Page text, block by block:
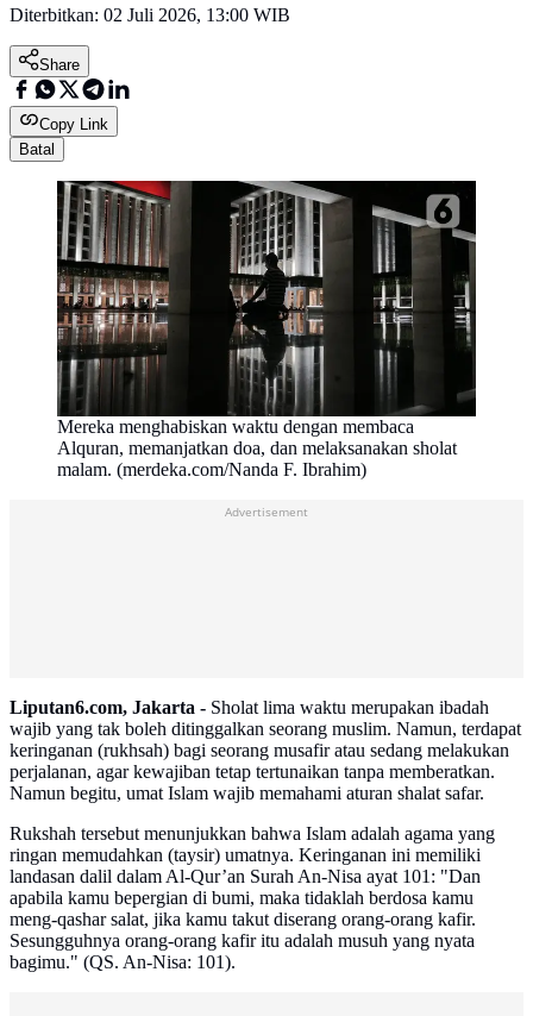
Diterbitkan: 02 Juli 2026, 13:00 WIB
Share
Copy Link
Batal
Mereka menghabiskan waktu dengan membaca
Alquran, memanjatkan doa, dan melaksanakan sholat
malam. (merdeka.com/Nanda F. Ibrahim)
Advertisement
Liputan6.com, Jakarta - Sholat lima waktu merupakan ibadah
wajib yang tak boleh ditinggalkan seorang muslim. Namun, terdapat
keringanan (rukhsah) bagi seorang musafir atau sedang melakukan
perjalanan, agar kewajiban tetap tertunaikan tanpa memberatkan.
Namun begitu, umat Islam wajib memahami aturan shalat safar.
Rukshah tersebut menunjukkan bahwa Islam adalah agama yang
ringan memudahkan (taysir) umatnya. Keringanan ini memiliki
landasan dalil dalam Al-Qur’an Surah An-Nisa ayat 101: "Dan
apabila kamu bepergian di bumi, maka tidaklah berdosa kamu
meng-qashar salat, jika kamu takut diserang orang-orang kafir.
Sesungguhnya orang-orang kafir itu adalah musuh yang nyata
bagimu." (QS. An-Nisa: 101).